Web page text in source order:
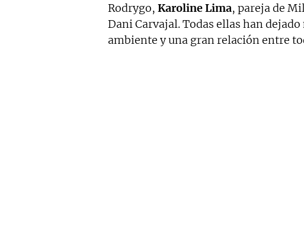
Rodrygo, Karoline Lima, pareja de
Dani Carvajal. Todas ellas han
ambiente y una gran relación entre